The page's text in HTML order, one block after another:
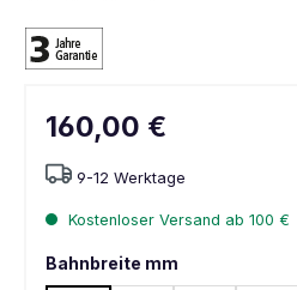
160,00 €
9-12 Werktage
Kostenloser Versand ab 100 €
Bahnbreite mm